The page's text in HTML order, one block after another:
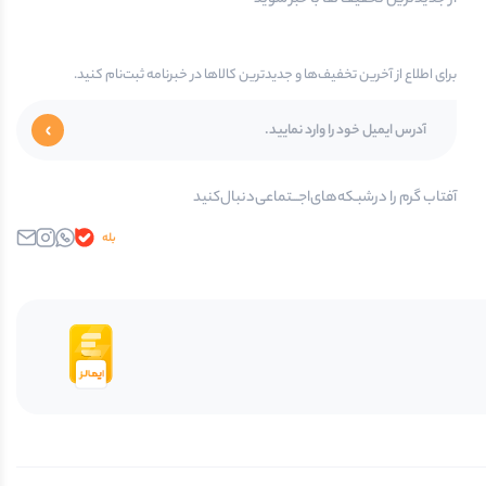
برای اطلاع از آخرین تخفیف‌ها و جدیدترین کالاها در خبرنامه ثبت‌نام کنید.
آفتاب گرم را در‌‌شبـکه‌های‌اجـــتماعی‌دنبال‌کنید
بلهواتساپ
اینستاگرامایمیل